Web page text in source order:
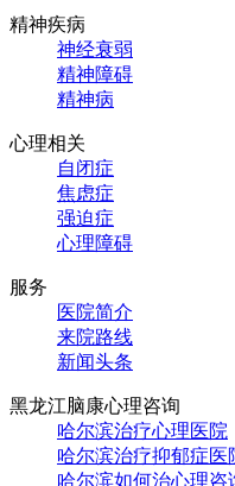
精神疾病
神经衰弱
精神障碍
精神病
心理相关
自闭症
焦虑症
强迫症
心理障碍
服务
医院简介
来院路线
新闻头条
黑龙江脑康心理咨询
哈尔滨治疗心理医院
哈尔滨治疗抑郁症医
哈尔滨如何治心理咨